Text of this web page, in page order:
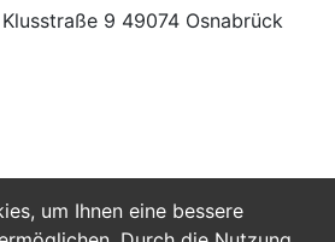
um Ihnen eine bessere
9 49074 Osnabrück
Bewerben